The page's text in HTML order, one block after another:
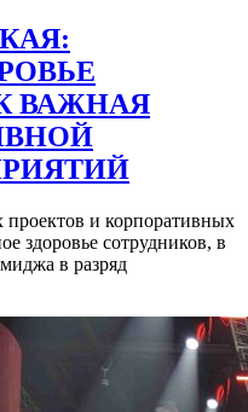
ВАЖНАЯ
и корпоративных
здоровье сотрудников, в
в разряд